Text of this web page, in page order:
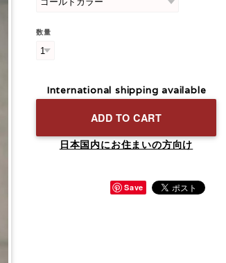
数量
International shipping available
ADD TO CART
日本国内にお住まいの方向け
Save